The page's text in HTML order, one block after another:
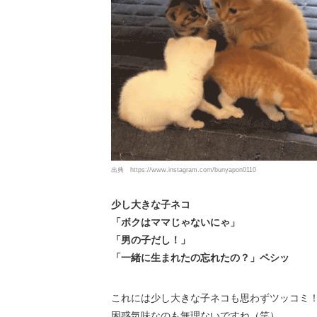
出典 https://www.instagram.com/bunyapon0110
少し大きな子ネコ
「ボクはママじゃないにゃ」
「男の子だし！」
「一緒に生まれたの忘れたの？」ペシッ
これには少し大きな子ネコも思わずツッコミ